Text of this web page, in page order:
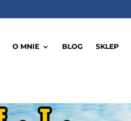
O MNIE BLOG SKLEP